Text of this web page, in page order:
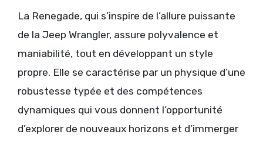
La Renegade, qui s’inspire de l’allure puissante
de la Jeep Wrangler, assure polyvalence et
maniabilité, tout en développant un style
propre. Elle se caractérise par un physique d’une
robustesse typée et des compétences
dynamiques qui vous donnent l’opportunité
d’explorer de nouveaux horizons et d’immerger